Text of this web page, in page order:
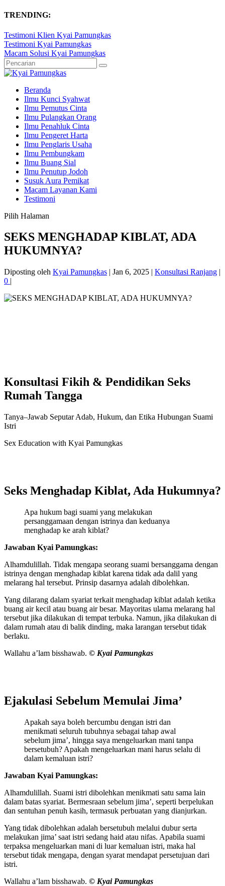
TRENDING:
Testimoni Klien Kyai Pamungkas
Testimoni Kyai Pamungkas
Macam Solusi Kyai Pamungkas
Beranda
Ilmu Kunci Syahwat
Ilmu Pemutus Cinta
Ilmu Pulangkan Orang
Ilmu Penahluk Cinta
Ilmu Pengeret Harta
Ilmu Penglaris Usaha
Ilmu Pembungkam
Ilmu Buang Sial
Ilmu Penutup Jodoh
Susuk Aura Pemikat
Macam Layanan Kami
Testimoni
Pilih Halaman
SEKS MENGHADAP KIBLAT, ADA
HUKUMNYA?
Diposting oleh Kyai Pamungkas | Jan 6, 2025 | Konsultasi Ranjang |
0 |
Konsultasi Fikih & Pendidikan Seks
Rumah Tangga
Tanya–Jawab Seputar Adab, Hukum, dan Etika Hubungan Suami
Istri
Sex Education with Kyai Pamungkas
Seks Menghadap Kiblat, Ada Hukumnya?
Apa hukum bagi suami yang melakukan
persanggamaan dengan istrinya dan keduanya
menghadap ke arah kiblat?
Jawaban Kyai Pamungkas:
Alhamdulillah. Tidak mengapa seorang suami bersanggama dengan
istrinya dengan menghadap kiblat karena tidak ada dalil yang
melarang hal tersebut. Prinsip dasarnya adalah dibolehkan.
Yang dilarang dalam syariat terkait menghadap kiblat adalah ketika
buang air kecil atau buang air besar. Mayoritas ulama melarang hal
tersebut jika dilakukan di tempat terbuka. Namun, jika dilakukan di
dalam rumah atau di balik dinding, maka larangan tersebut tidak
berlaku.
Wallahu a’lam bisshawab. © Kyai Pamungkas
Ejakulasi Sebelum Memulai Jima’
Apakah saya boleh bercumbu dengan istri dan
menikmati seluruh tubuhnya sebagai tahap awal
sebelum jima’, hingga saya mengeluarkan mani tanpa
bersetubuh? Apakah mengeluarkan mani harus selalu di
dalam kemaluan istri?
Jawaban Kyai Pamungkas:
Alhamdulillah. Suami istri dibolehkan menikmati satu sama lain
dalam batas syariat. Bermesraan sebelum jima’, seperti berpelukan
dan sentuhan penuh kasih, termasuk perbuatan yang dianjurkan.
Yang tidak dibolehkan adalah bersetubuh melalui dubur serta
melakukan jima’ saat istri sedang haid atau nifas. Apabila suami
terpaksa mengeluarkan mani di luar kemaluan istri, maka hal
tersebut tidak mengapa, dengan syarat mendapat persetujuan dari
istri.
Wallahu a’lam bisshawab. © Kyai Pamungkas